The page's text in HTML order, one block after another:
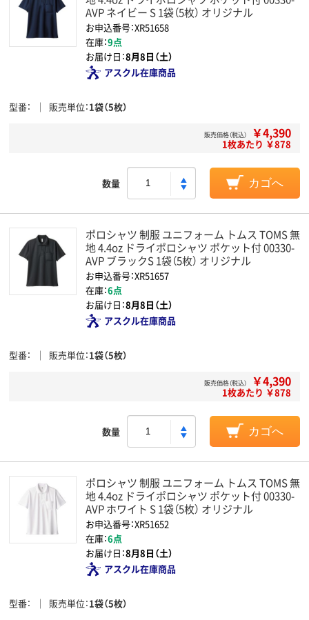
AVP ネイビー S 1袋（5枚） オリジナル
お申込番号：XR51658
在庫：9点
お届け日：8月8日（土）
アスクル在庫商品
型番 販売単位 1袋（5枚）
販売価格（税込） ￥4,390
1枚あたり ￥878
数量 カゴへ
ポロシャツ 制服 ユニフォーム トムス TOMS 無
地 4.4oz ドライポロシャツ ポケット付 00330-
AVP ブラックS 1袋（5枚） オリジナル
お申込番号：XR51657
在庫：6点
お届け日：8月8日（土）
アスクル在庫商品
型番 販売単位 1袋（5枚）
販売価格（税込） ￥4,390
1枚あたり ￥878
数量 カゴへ
ポロシャツ 制服 ユニフォーム トムス TOMS 無
地 4.4oz ドライポロシャツ ポケット付 00330-
AVP ホワイト S 1袋（5枚） オリジナル
お申込番号：XR51652
在庫：6点
お届け日：8月8日（土）
アスクル在庫商品
型番 販売単位 1袋（5枚）